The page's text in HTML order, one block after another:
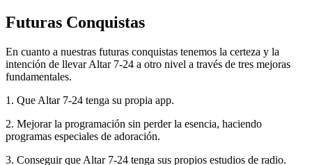
Futuras Conquistas
En cuanto a nuestras futuras conquistas tenemos la certeza y la
intención de llevar Altar 7-24 a otro nivel a través de tres mejoras
fundamentales.
1. Que Altar 7-24 tenga su propia app.
2. Mejorar la programación sin perder la esencia, haciendo
programas especiales de adoración.
3. Conseguir que Altar 7-24 tenga sus propios estudios de radio.